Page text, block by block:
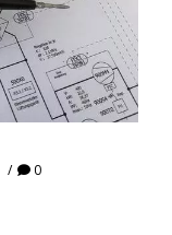
0